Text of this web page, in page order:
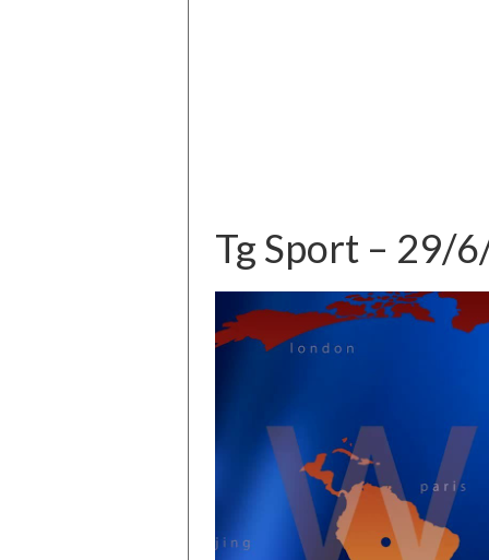
Tg Sport – 29/